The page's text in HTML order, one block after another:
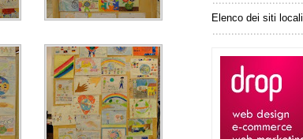
Elenco dei siti locali